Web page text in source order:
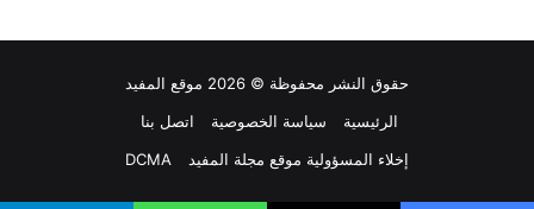
حقوق النشر محفوظة © 2026 موقع المفيد
الرئيسية
سياسة الخصوصية
اتصل بنا
إخلاء المسؤولية موقع مجلة المفيد
DCMA